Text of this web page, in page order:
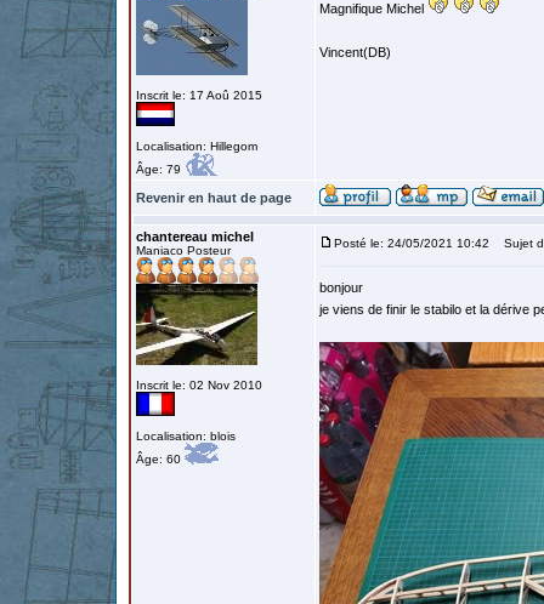
Inscrit le: 17 Aoû 2015
Localisation: Hillegom
Âge: 79
Magnifique Michel
Vincent(DB)
Revenir en haut de page
chantereau michel
Maniaco Posteur
Inscrit le: 02 Nov 2010
Localisation: blois
Âge: 60
Posté le: 24/05/2021 10:42 Sujet
bonjour
je viens de finir le stabilo et la dérive